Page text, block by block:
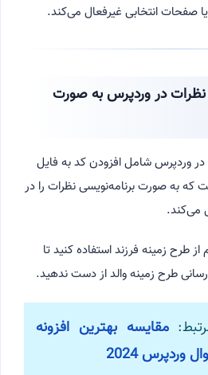
صفحات انتخابی غیرفعال می‌کند.
نظرات در وردپرس به صورت
وردپرس شامل افزودن کد به فایل
که به صورت برنامه‌نویسی نظرات را در
می‌کند.
طرح زمینه فرزند استفاده کنید تا
طرح زمینه والد از دست ندهید.
مقایسه بهترین افزونه
وردپرس 2024